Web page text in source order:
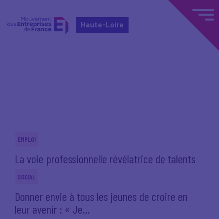
Haute-Loire
EMPLOI
La voie professionnelle révélatrice de talents
SOCIAL
Donner envie à tous les jeunes de croire en
leur avenir : « Je...